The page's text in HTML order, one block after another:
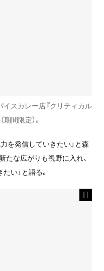
スカレー店『クリティカル
間限定）。
を発信していきたい」と森
たな広がりも視野に入れ、
い」と語る。